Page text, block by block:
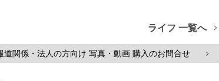
ライフ 一覧へ >
道関係・法人の方向け 写真・動画 購入のお問合せ >